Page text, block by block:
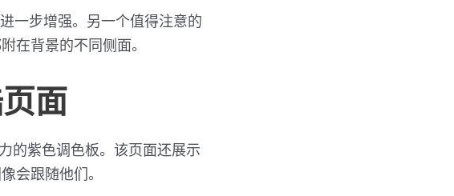
一步增强。另一个值得注意的
在背景的不同侧面。
面
的紫色调色板。该页面还展示
会跟随他们。